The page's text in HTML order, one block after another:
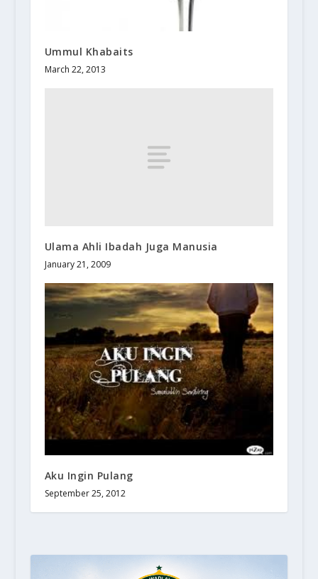
Ummul Khabaits
March 22, 2013
Ulama Ahli Ibadah Juga Manusia
January 21, 2009
Aku Ingin Pulang
September 25, 2012